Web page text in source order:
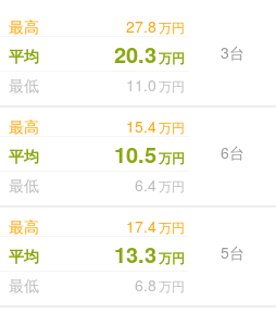
最高 27.8万円
3台
平均 20.3万円
最低 11.0万円
最高 15.4万円
6台
平均 10.5万円
最低 6.4万円
最高 17.4万円
5台
平均 13.3万円
最低 6.8万円